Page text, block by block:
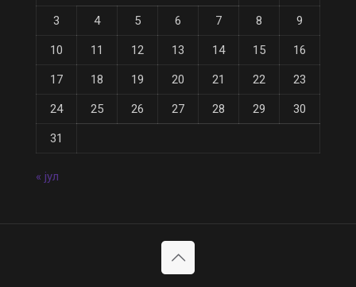
3 4 5 6 7 8 9
10 11 12 13 14 15 16
17 18 19 20 21 22 23
24 25 26 27 28 29 30
31
« јул